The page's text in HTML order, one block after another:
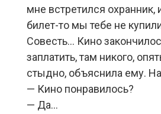
мне встретился охранник,
билет-то мы тебе не
Совесть… Кино
заплатить, там никого,
стыдно, объяснила ему.
— Кино понравилось?
— Да…